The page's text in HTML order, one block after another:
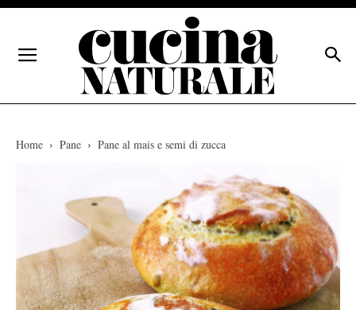
Home Pane Pane al mais e semi di zucca